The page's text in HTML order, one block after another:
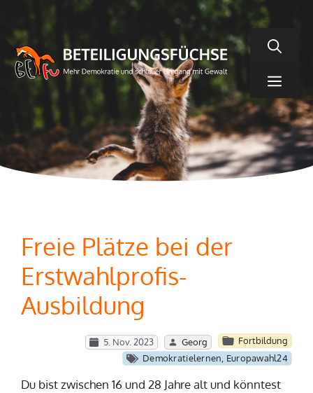
springen
Freie Plätze bei der
Erstwahlprofis-
Ausbildung
5. Nov. 2023 Georg
Fortbildung
Demokratielernen, Europawahl24
Du bist zwischen 16 und 28 Jahre alt und könntest